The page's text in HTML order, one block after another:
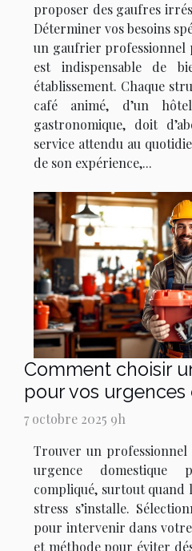
proposer des gaufres
Déterminer vos besoins
un gaufrier professionnel
est indispensable de
établissement. Chaque
café animé, d’un
gastronomique, doit
service attendu au
de son expérience,...
Comment choisir
pour vos
7 octobre 2025 9h
Trouver un professionnel
urgence domestique
compliqué, surtout quand
stress s’installe.
pour intervenir dans
et méthode pour éviter